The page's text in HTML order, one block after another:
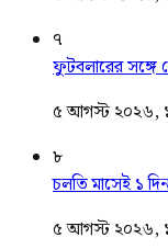
৭
ফুটবলারের সঙ্গে
৫ আগস্ট ২০২৬,
৮
চলতি মাসেই ১
৫ আগস্ট ২০২৬,